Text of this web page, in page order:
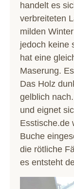
handelt es
verbreiteten
milden
jedoch keine
hat eine
Maserung.
Das Holz
gelblich
und eignet
Esstische.de
Buche
die rötliche
es entsteht